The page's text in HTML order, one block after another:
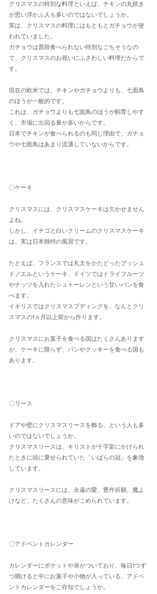
クリスマスの特別な料理といえば、チキンの丸焼き
が思い浮かぶ人も多いのではないでしょうか。
実は、クリスマスの料理にはもともとガチョウが使
われていました。
ガチョウは普段食べられない特別なごちそうなの
で、クリスマスのお祝いにふさわしい料理だからで
す。
現在の欧米では、チキンやガチョウよりも、七面鳥
のほうが一般的です。
これは、ガチョウよりも七面鳥のほうが飼育しやす
く、市場に出回る量が多いからです。
日本でチキンが食べられるのも同じ理由で、ガチョ
ウや七面鳥はあまり流通していないからです。
〇ケーキ
クリスマスには、クリスマスケーキは欠かせません
よね。
しかし、イチゴと白いクリームのクリスマスケーキ
は、実は日本独特の風習です。
たとえば、フランスでは丸太をかたどったブッシュ
ドノエルというケーキ、ドイツではドライフルーツ
やナッツを入れたシュトーレンという甘いパンを食
べます。
イギリスではクリスマスプディングを、なんとクリ
スマスの1ヵ月以上前から作ります。
クリスマスにお菓子を食べる国はたくさんあります
が、ケーキに限らず、パンやクッキーを食べる国も
あります。
〇リース
ドアや壁にクリスマスリースを飾る、という人も多
いのではないでしょうか。
クリスマスリースは、キリストが十字架にかけられ
たときに頭に乗せられていた「いばらの冠」を象徴
しています。
クリスマスリースには、永遠の愛、豊作祈願、魔よ
けなど、たくさんの意味がこめられています。
〇アドベントカレンダー
カレンダーにポケットや扉がついており、毎日1つず
つ開けると中にお菓子や小物が入っている、アドベ
ントカレンダーをご存知でしょうか。